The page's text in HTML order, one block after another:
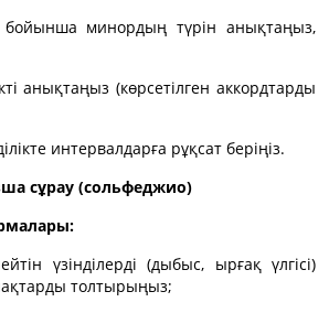
минордың түрін анықтаңыз,
анықтаңыз (көрсетілген аккордтарды
интервалдарға рұқсат беріңіз.
сұрау (сольфеджио)
үзінділерді (дыбыс, ырғақ үлгісі)
толтырыңыз;